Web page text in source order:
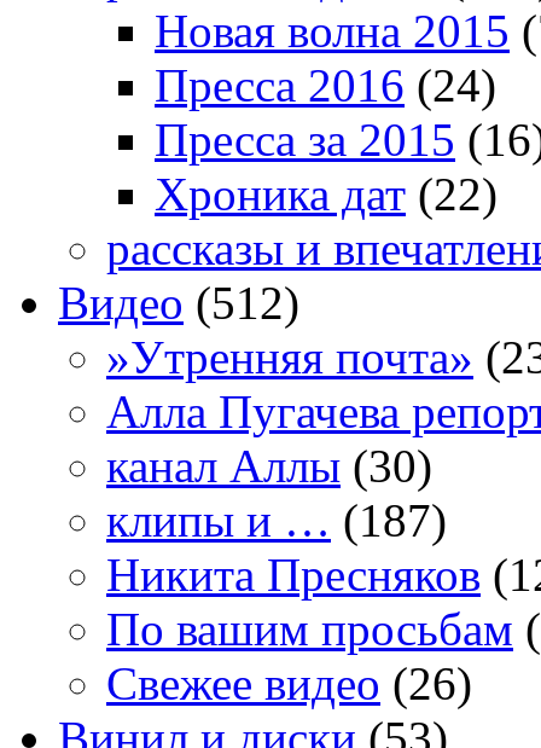
Новая волна 2015
Пресса 2016 (24)
Пресса за 2015
Хроника дат (22)
рассказы и
Видео (512)
»Утренняя почта»
Алла Пугачева
канал Аллы (30)
клипы и … (187)
Никита Пресняков
По вашим просьбам
Свежее видео (26)
Винил и диски (53)